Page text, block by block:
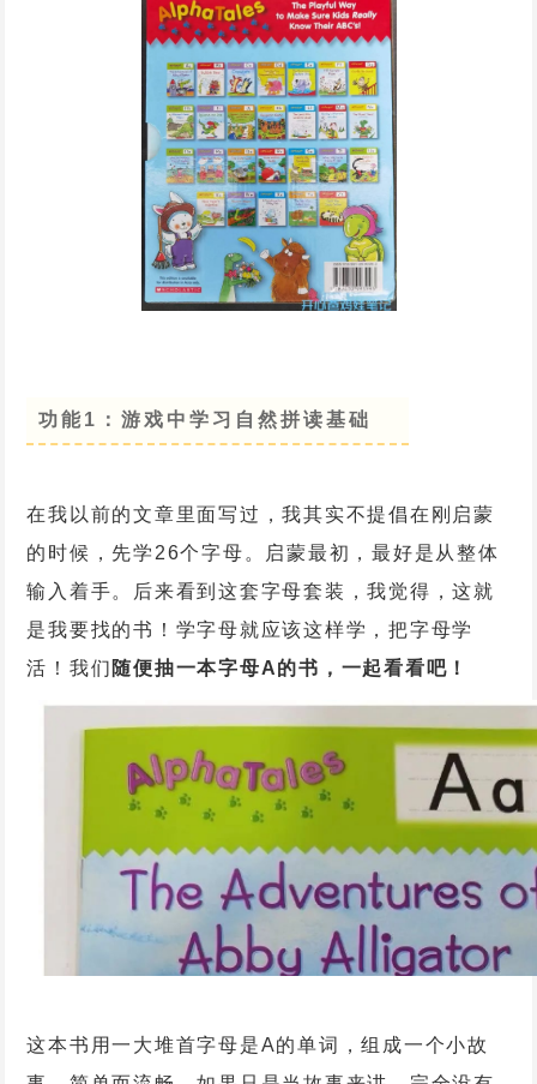
功能1：游戏中学习自然拼读基础
在我以前的文章里面写过，我其实不提倡在刚启蒙
的时候，先学26个字母。启蒙最初，最好是从整体
输入着手。后来看到这套字母套装，我觉得，这就
是我要找的书！学字母就应该这样学，把字母学
活！我们 随便抽一本字母A的书，一起看看吧！
这本书用一大堆首字母是A的单词，组成一个小故